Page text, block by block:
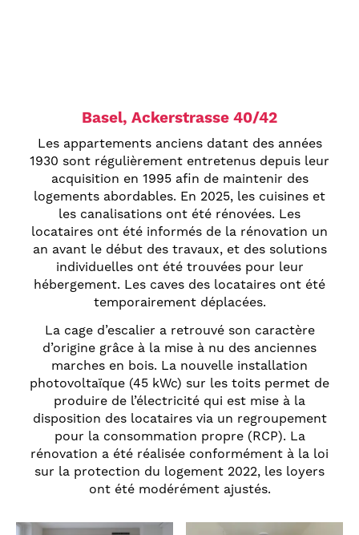
Basel, Ackerstrasse 40/42
Les appartements anciens datant des années
1930 sont régulièrement entretenus depuis leur
acquisition en 1995 afin de maintenir des
logements abordables. En 2025, les cuisines et
les canalisations ont été rénovées. Les
locataires ont été informés de la rénovation un
an avant le début des travaux, et des solutions
individuelles ont été trouvées pour leur
hébergement. Les caves des locataires ont été
temporairement déplacées.
La cage d’escalier a retrouvé son caractère
d’origine grâce à la mise à nu des anciennes
marches en bois. La nouvelle installation
photovoltaïque (45 kWc) sur les toits permet de
produire de l’électricité qui est mise à la
disposition des locataires via un regroupement
pour la consommation propre (RCP). La
rénovation a été réalisée conformément à la loi
sur la protection du logement 2022, les loyers
ont été modérément ajustés.